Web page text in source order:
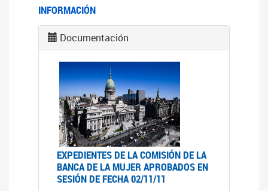
INFORMACIÓN
Documentación
EXPEDIENTES DE LA COMISIÓN DE LA
BANCA DE LA MUJER APROBADOS EN
SESIÓN DE FECHA 02/11/11